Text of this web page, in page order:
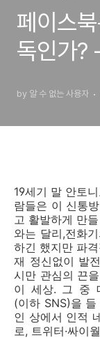
페이스
독인가?
by 알 수 없는 사용자
19세기 말 안토
람들은 이 신통
고 활발하게 만
와는 달리,전화
하긴 했지만 파
재 정신없이 발
시만 관심의 끈
이 세상. 그 중
(이하 SNS)을
인 상에서 인적
로, 트위터·싸이